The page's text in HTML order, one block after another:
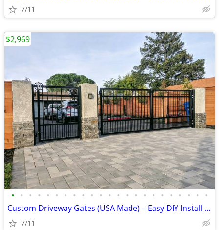
7/11
• • • • • • • • • • • • • • • • • • • • • • •
Custom Driveway Gates (USA Made) – Easy DIY Install + FREE Delivery
7/11
$2,969